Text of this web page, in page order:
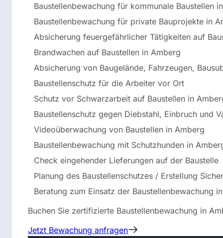
Baustellenbewachung für kommunale Baustellen
Baustellenbewachung für private Bauprojekte in
Absicherung feuergefährlicher Tätigkeiten auf
Brandwachen auf Baustellen in Amberg
Absicherung von Baugelände, Fahrzeugen,
Baustellenschutz für die Arbeiter vor Ort
Schutz vor Schwarzarbeit auf Baustellen in
Baustellenschutz gegen Diebstahl, Einbruch und
Videoüberwachung von Baustellen in Amberg
Baustellenbewachung mit Schutzhunden in
Check eingehender Lieferungen auf der Baustelle
Planung des Baustellenschutzes / Erstellung
Beratung zum Einsatz der Baustellenbewachung
Buchen Sie zertifizierte Baustellenbewachung in
Jetzt Bewachung anfragen